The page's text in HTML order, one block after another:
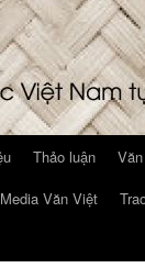
Thảo luận
Media Văn Việt